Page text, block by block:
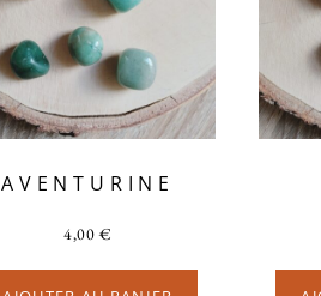
AVENTURINE
4,00€